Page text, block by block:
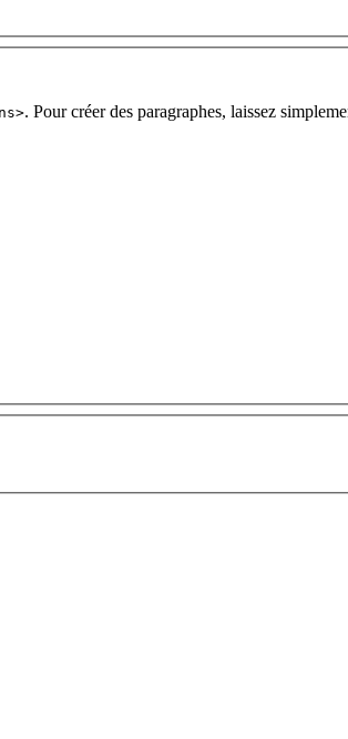
. Pour créer des paragraphes, laissez